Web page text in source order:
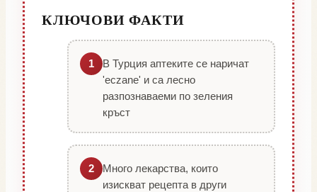
КЛЮЧОВИ ФАКТИ
1
В Турция аптеките се наричат
'eczane' и са лесно
разпознаваеми по зеления
кръст
2
Много лекарства, които
изискват рецепта в други